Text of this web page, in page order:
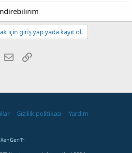
için giriş yap yada kayıt ol.
WhatsApp
E-posta
Gizlilik politikası
Yardım